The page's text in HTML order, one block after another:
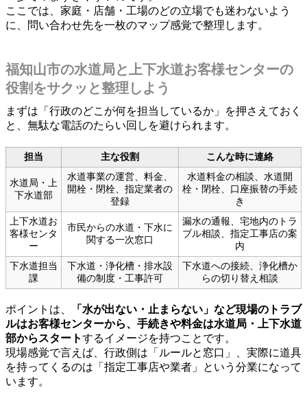
ここでは、家庭・店舗・工場のどの立場でも迷わないよう
に、問い合わせ先を一枚のマップ感覚で整理します。
福知山市の水道局と上下水道お客様センターの
役割をサクッと整理しよう
まずは「行政のどこが何を担当しているか」を押さえておく
と、無駄な電話のたらい回しを避けられます。
担当 主な役割 こんな時に連絡
水道局・上
下水道部
水道事業の運営、料金、
開栓・閉栓、指定業者の
登録
水道料金の相談、水道開
栓・閉栓、口座振替の手続
き
上下水道お
客様センタ
ー
市民からの水道・下水に
関する一次窓口
漏水の通報、宅地内のトラ
ブル相談、指定工事店の案
内
下水道担当
課
下水道・浄化槽・排水設
備の制度・工事許可
下水道への接続、浄化槽か
らの切り替え相談
ポイントは、
「水が出ない・止まらない」など現場のトラブ
ルはお客様センターから、手続きや料金は水道局・上下水道
部からスタートするイメージを持つことです。
現場感覚で言えば、行政側は「ルールと窓口」、実際に道具
を持ってくるのは「指定工事店や業者」という分業になって
います。